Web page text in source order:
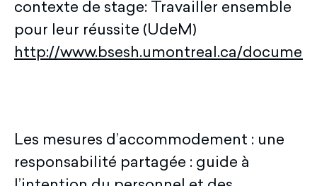
contexte de stage: Travailler ensemble
pour leur réussite (UdeM)
http://www.bsesh.umontreal.ca/
Les mesures d’accommodement : une
responsabilité partagée : guide à